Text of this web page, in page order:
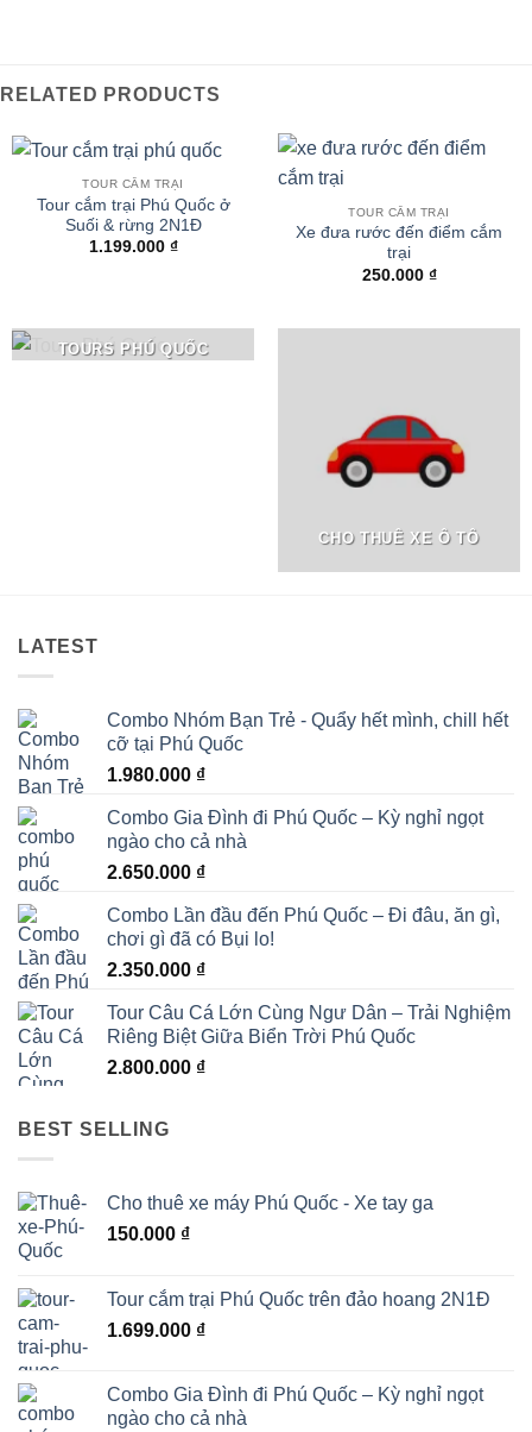
RELATED PRODUCTS
TOUR CẮM TRẠI
Tour cắm trại Phú Quốc ở
Suối & rừng 2N1Đ
1.199.000 ₫
TOUR CẮM TRẠI
Xe đưa rước đến điểm cắm
trại
250.000 ₫
TOURS PHÚ QUỐC
CHO THUÊ XE Ô TÔ
LATEST
Combo Nhóm Bạn Trẻ - Quẩy hết mình, chill hết
cỡ tại Phú Quốc
1.980.000 ₫
Combo Gia Đình đi Phú Quốc – Kỳ nghỉ ngọt
ngào cho cả nhà
2.650.000 ₫
Combo Lần đầu đến Phú Quốc – Đi đâu, ăn gì,
chơi gì đã có Bụi lo!
2.350.000 ₫
Tour Câu Cá Lớn Cùng Ngư Dân – Trải Nghiệm
Riêng Biệt Giữa Biển Trời Phú Quốc
2.800.000 ₫
BEST SELLING
Cho thuê xe máy Phú Quốc - Xe tay ga
150.000 ₫
Tour cắm trại Phú Quốc trên đảo hoang 2N1Đ
1.699.000 ₫
Combo Gia Đình đi Phú Quốc – Kỳ nghỉ ngọt
ngào cho cả nhà